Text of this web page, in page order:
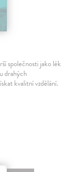
společnosti jako lék
drahých
kvalitní vzdělání.